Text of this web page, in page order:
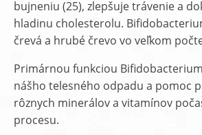
bujneniu (25), zlepšuje trávenie a
hladinu cholesterolu.
črevá a hrubé črevo vo veľkom
Primárnou funkciou
nášho telesného odpadu a pomoc
rôznych minerálov a vitamínov
procesu.